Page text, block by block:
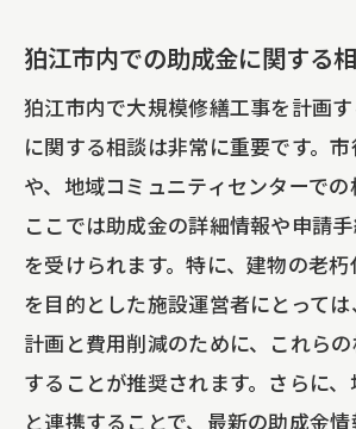
狛江市内での助成金に関する
狛江市内で大規模修繕工事を計画
に関する相談は非常に重要です。
や、地域コミュニティセンターでの
ここでは助成金の詳細情報や申請
を受けられます。特に、建物の老
を目的とした施設運営者にとって
計画と費用削減のために、これら
することが推奨されます。さらに
と連携することで、最新の助成金